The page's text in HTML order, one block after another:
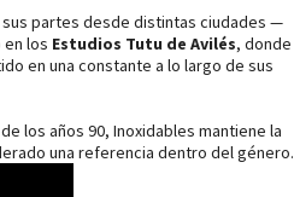
partes desde distintas ciudades —
los Estudios Tutu de Avilés, donde
en una constante a lo largo de sus
de los años 90, Inoxidables mantiene la
una referencia dentro del género.